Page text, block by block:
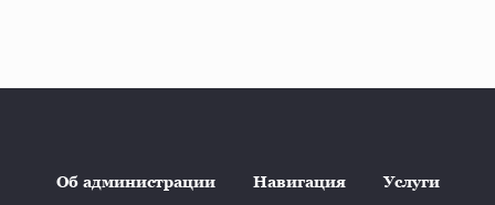
Об администрации Навигация Услуги